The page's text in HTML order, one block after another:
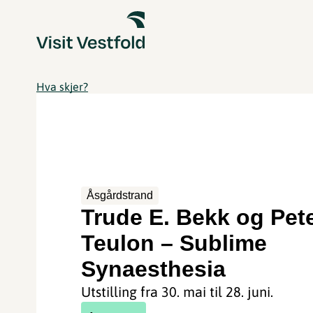
Hva skjer?
Åsgårdstrand
Trude E. Bekk og
Teulon – Sublime
Synaesthesia
Utstilling fra 30. mai til 28. juni.